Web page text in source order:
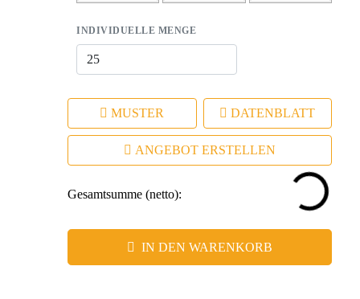
INDIVIDUELLE MENGE
MUSTER DATENBLATT
ANGEBOT ERSTELLEN
Gesamtsumme (netto):
IN DEN WARENKORB